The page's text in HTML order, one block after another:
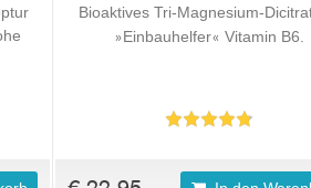
Bioaktives Tri-Magnesium-
»Einbauhelfer« Vitamin B6.